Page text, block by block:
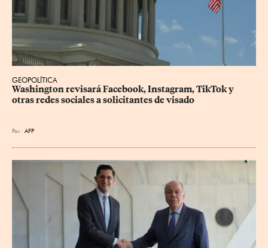
GEOPOLÍTICA
Washington revisará Facebook, Instagram, TikTok y
otras redes sociales a solicitantes de visado
Por AFP